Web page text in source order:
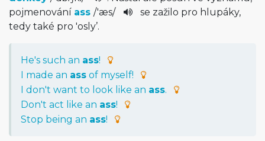
pojmenování ass /'æs/
se zažilo pro hlupáky,
tedy také pro 'osly’.
He's such an ass!
I made an ass of myself!
I don't want to look like an ass.
Don't act like an ass!
Stop being an ass!